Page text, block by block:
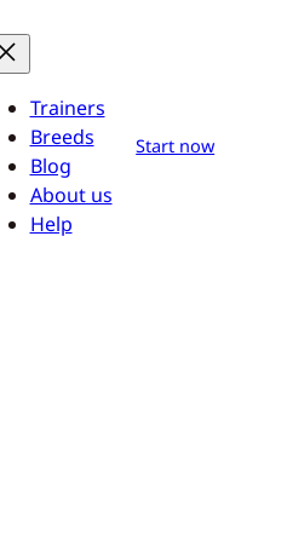
Trainers
Breeds
Blog
About us
Help
Start now